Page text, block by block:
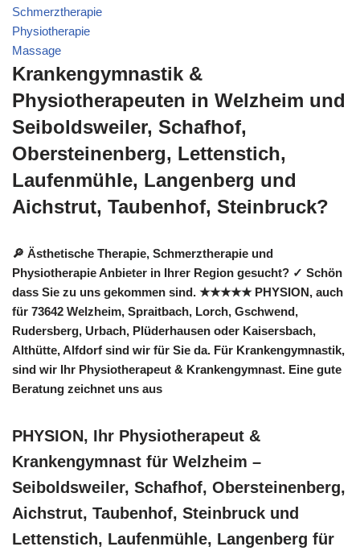
Schmerztherapie
Physiotherapie
Massage
Krankengymnastik &
Physiotherapeuten in Welzheim und
Seiboldsweiler, Schafhof,
Obersteinenberg, Lettenstich,
Laufenmühle, Langenberg und
Aichstrut, Taubenhof, Steinbruck?
🔎 Ästhetische Therapie, Schmerztherapie und
Physiotherapie Anbieter in Ihrer Region gesucht? ✓ Schön
dass Sie zu uns gekommen sind. ★★★★★ PHYSION, auch
für 73642 Welzheim, Spraitbach, Lorch, Gschwend,
Rudersberg, Urbach, Plüderhausen oder Kaisersbach,
Althütte, Alfdorf sind wir für Sie da. Für Krankengymnastik,
sind wir Ihr Physiotherapeut & Krankengymnast. Eine gute
Beratung zeichnet uns aus
PHYSION, Ihr Physiotherapeut &
Krankengymnast für Welzheim –
Seiboldsweiler, Schafhof, Obersteinenberg,
Aichstrut, Taubenhof, Steinbruck und
Lettenstich, Laufenmühle, Langenberg für